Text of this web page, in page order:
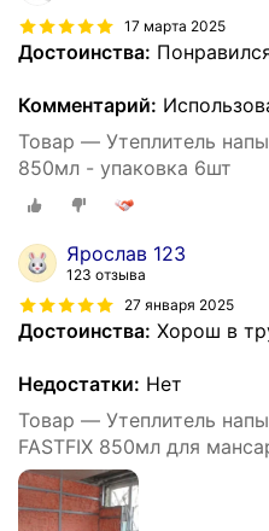
17 марта 2025
Достоинства:
Комментарий:
Товар — Утеплитель
850мл - упаковка 6шт
Ярослав 123
123 отзыва
27 января 2025
Достоинства: Хорош в
Недостатки: Нет
Товар — Утеплитель
FASTFIX 850мл для
балконов, лоджий